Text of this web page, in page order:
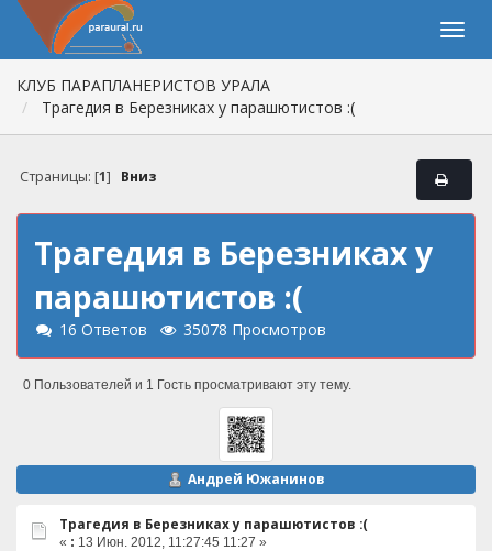
КЛУБ ПАРАПЛАНЕРИСТОВ УРАЛА
Трагедия в Березниках у парашютистов :(
Страницы: [1] Вниз
Трагедия в Березниках у
парашютистов :(
16 Ответов 35078 Просмотров
0 Пользователей и 1 Гость просматривают эту тему.
Андрей Южанинов
Трагедия в Березниках у парашютистов :(
« : 13 Июн. 2012, 11:27:45 11:27 »